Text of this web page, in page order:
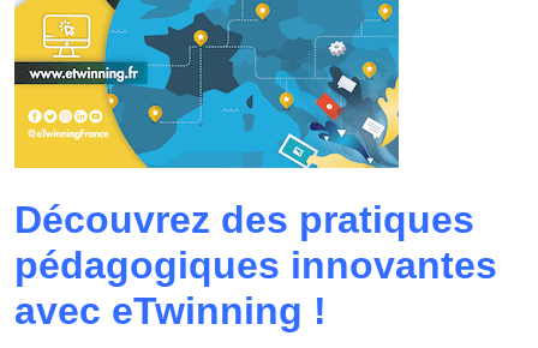
Découvrez des pratiques
pédagogiques innovantes
avec eTwinning !